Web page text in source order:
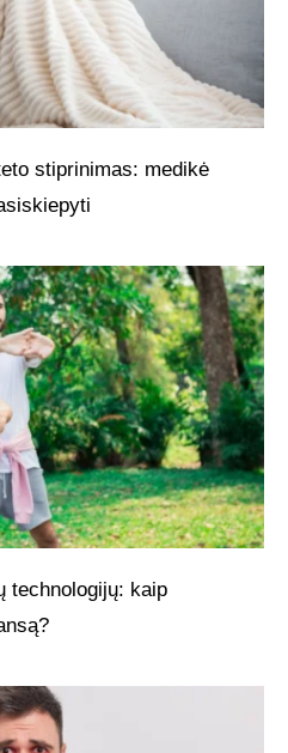
stiprinimas: medikė
technologijų: kaip